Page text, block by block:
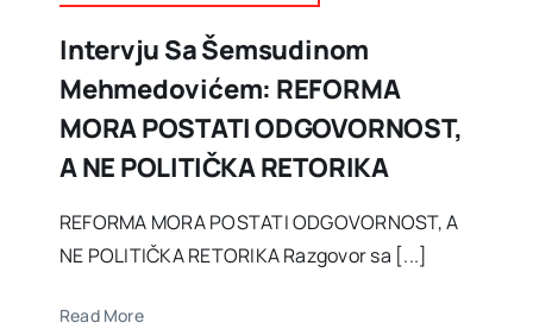
Intervju Sa Šemsudinom
Mehmedovićem: REFORMA
MORA POSTATI ODGOVORNOST,
A NE POLITIČKA RETORIKA
REFORMA MORA POSTATI ODGOVORNOST, A
NE POLITIČKA RETORIKA Razgovor sa [...]
Read More